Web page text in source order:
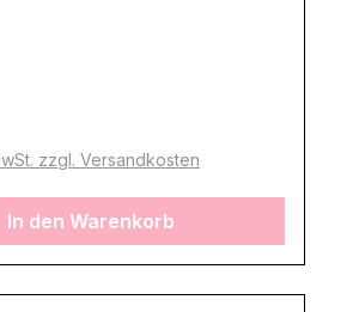
zzgl. Versandkosten
In den Warenkorb